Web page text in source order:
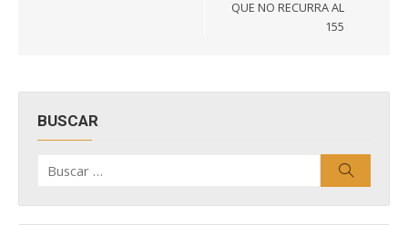
QUE NO RECURRA AL
155
BUSCAR
por: